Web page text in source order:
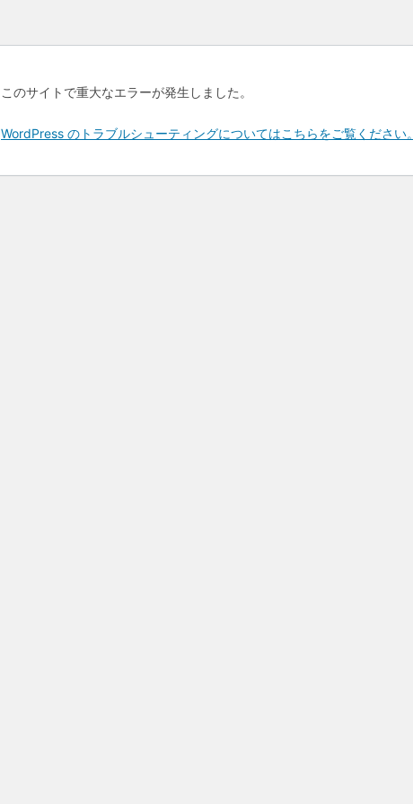
このサイトで重大なエラーが発生しました。
WordPress のトラブルシューティングについてはこちらをご覧ください。